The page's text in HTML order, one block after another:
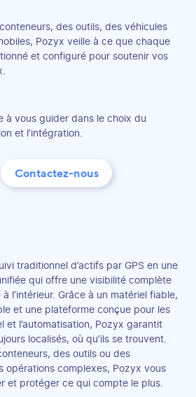
des outils, des véhicules
Pozyx veille à ce que chaque
et configuré pour soutenir vos
à vous guider dans le choix du
et l’intégration.
Contactez-nous
traditionnel d’actifs par GPS en une
qui offre une visibilité complète
l’intérieur. Grâce à un matériel fiable,
et une plateforme conçue pour les
et l’automatisation, Pozyx garantit
localisés, où qu’ils se trouvent.
des outils ou des
opérations complexes, Pozyx vous
et protéger ce qui compte le plus.